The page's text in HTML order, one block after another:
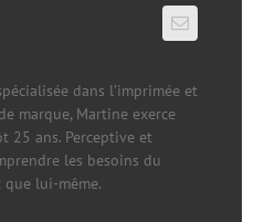
dans l’imprimée et
marque, Martine exerce
25 ans. Perceptive et
les besoins du
lui-même.